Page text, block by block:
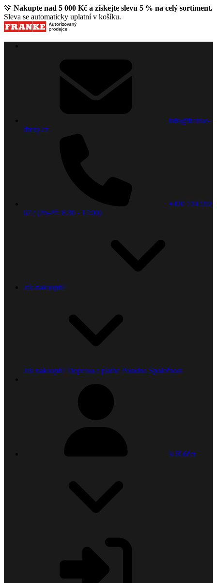
💚 Nakupte nad 5 000 Kč a získejte slevu 5 % na celý sortiment.
Sleva se automaticky uplatní v košíku.
info@franke-
drezy.cz
+420 734 592
672 (Po-Pá: 8:30 - 17:00)
Jak nakoupit?
Jak nakoupit? Doprava a platba Poradna Společnost
Váš účet